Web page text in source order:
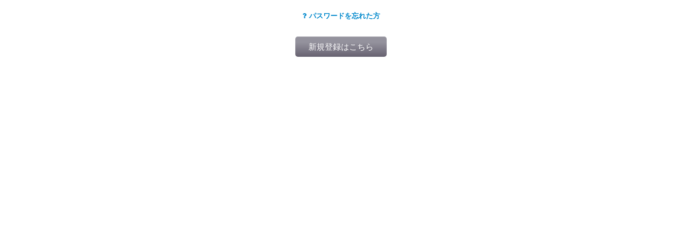
パスワードを忘れた方
新規登録はこちら